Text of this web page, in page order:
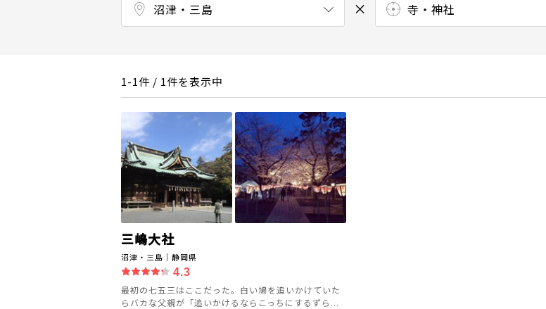
沼津・三島
寺・神社
1-1件 / 1件を表示中
三嶋大社
沼津・三島｜静岡県
4.3
最初の七五三はここだった。白い鳩を追いかけていた
らバカな父親が「追いかけるならこっちにするずら...